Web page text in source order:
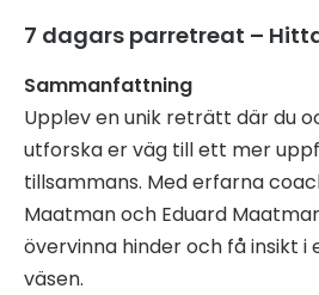
7 dagars parretreat –
Sammanfattning
Upplev en unik reträtt där du
utforska er väg till ett mer
tillsammans. Med erfarna
Maatman och Eduard
övervinna hinder och få insikt
väsen.